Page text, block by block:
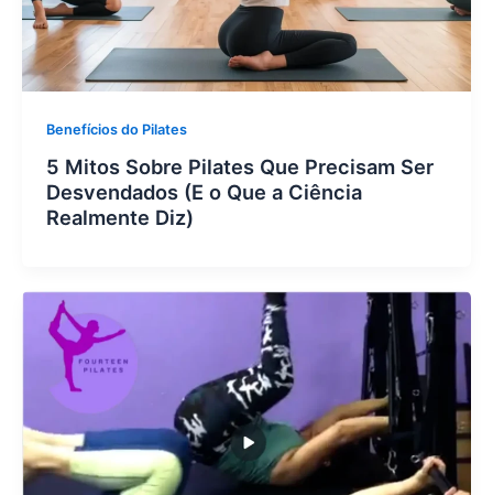
Benefícios do Pilates
5 Mitos Sobre Pilates Que Precisam Ser
Desvendados (E o Que a Ciência
Realmente Diz)